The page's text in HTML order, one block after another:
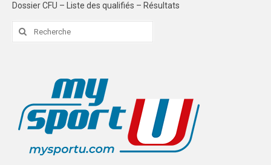
STRASBOURG
FORMATION
REIMS
STRASBOURG
COMMUNICATION
PHOTOTHÈQUE
Dossier CFU – Liste des qualifiés – Résultats
Rechercher